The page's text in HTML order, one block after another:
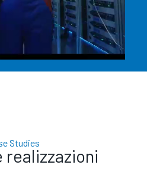
Studies
realizzazioni